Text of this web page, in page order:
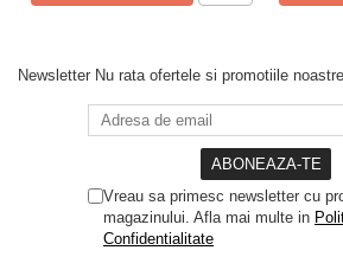
Newsletter Nu rata ofertele si promotiile noastre
Vreau sa primesc newsletter cu
magazinului. Afla mai multe in
Confidentialitate